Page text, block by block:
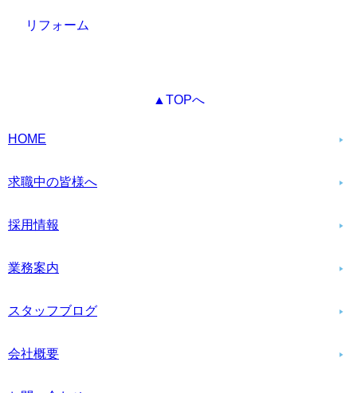
リフォーム
▲TOPへ
HOME
求職中の皆様へ
採用情報
業務案内
スタッフブログ
会社概要